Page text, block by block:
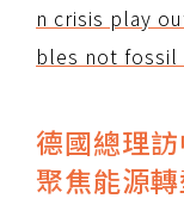
n crisis play
bles not fossil
德國總理
聚焦能源